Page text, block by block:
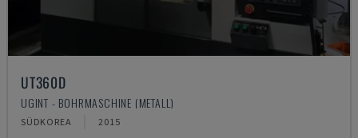
UT360D
UGINT - BOHRMASCHINE (METALL)
SÜDKOREA 2015